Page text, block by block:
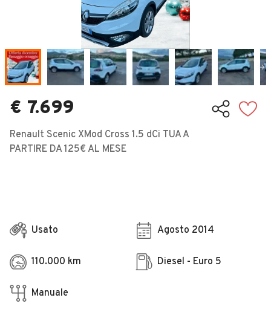
Veicoli Commerciali
Concessionari
€ 7.699
Renault Scenic XMod Cross 1.5 dCi TUA A
PARTIRE DA 125€ AL MESE
Usato Agosto 2014
110.000 km Diesel - Euro 5
Manuale